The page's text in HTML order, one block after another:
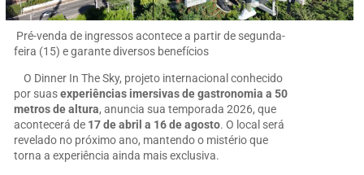
Pré-venda de ingressos acontece a partir de segunda-
feira (15) e garante diversos benefícios
O Dinner In The Sky, projeto internacional conhecido
por suasexperiências imersivas de gastronomia a 50
metros de altura, anuncia sua temporada 2026, que
acontecerá de 17 de abril a 16 de agosto. O local será
revelado no próximo ano, mantendo o mistério que
torna a experiência ainda mais exclusiva.